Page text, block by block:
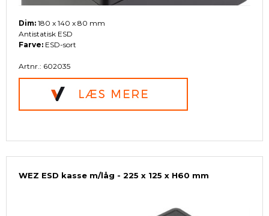
Dim: 180 x 140 x 80 mm
Antistatisk ESD
Farve: ESD-sort
Artnr.: 602035
WEZ ESD kasse m/låg - 225 x 125 x H60 mm